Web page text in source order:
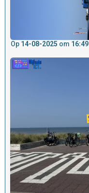
Op 14-08-2025 om 16:49